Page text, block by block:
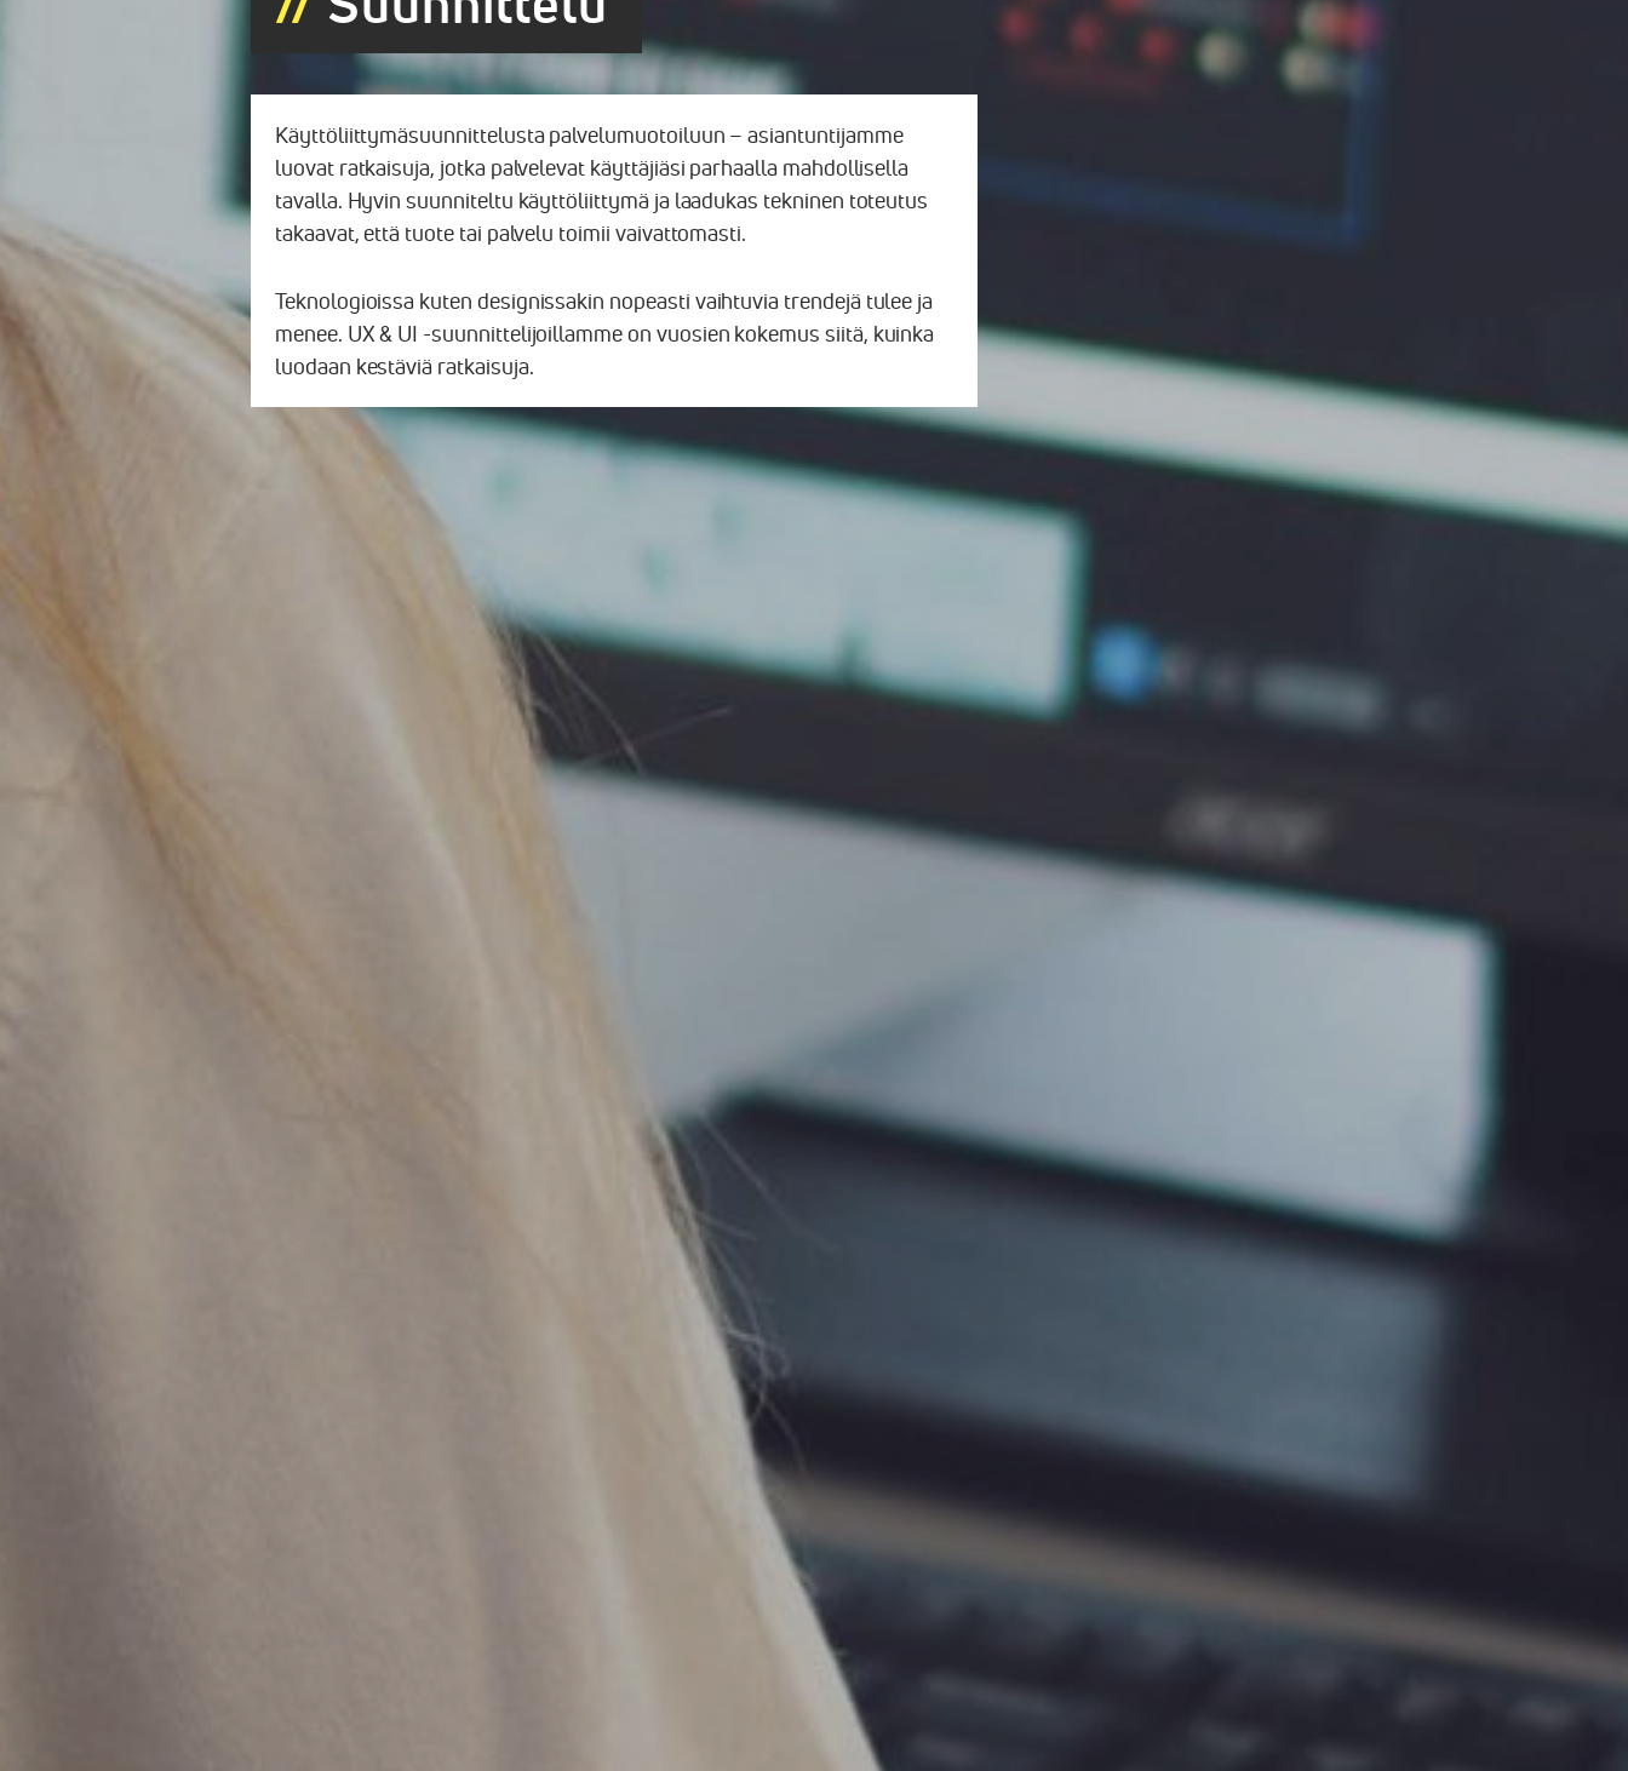
Käyttöliittymäsuunnittelusta palvelumuotoiluun – asiantuntijamme
luovat ratkaisuja, jotka palvelevat käyttäjiäsi parhaalla mahdollisella
tavalla. Hyvin suunniteltu käyttöliittymä ja laadukas tekninen toteutus
takaavat, että tuote tai palvelu toimii vaivattomasti.
Teknologioissa kuten designissakin nopeasti vaihtuvia trendejä tulee ja
menee. UX & UI -suunnittelijoillamme on vuosien kokemus siitä, kuinka
luodaan kestäviä ratkaisuja.